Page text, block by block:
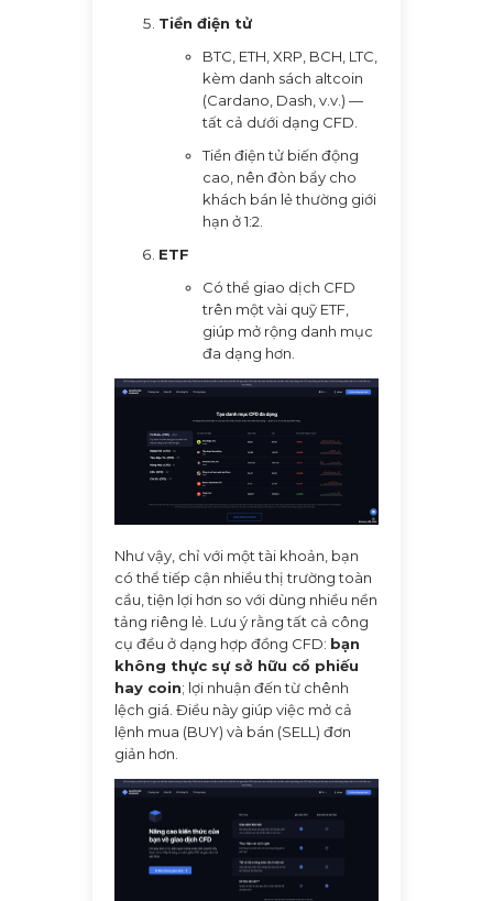
Tiền điện tử
BTC, ETH, XRP, BCH, LTC,
kèm danh sách altcoin
(Cardano, Dash, v.v.) —
tất cả dưới dạng CFD.
Tiền điện tử biến động
cao, nên đòn bẩy cho
khách bán lẻ thường giới
hạn ở 1:2.
ETF
Có thể giao dịch CFD
trên một vài quỹ ETF,
giúp mở rộng danh mục
đa dạng hơn.
Như vậy, chỉ với một tài khoản, bạn
có thể tiếp cận nhiều thị trường toàn
cầu, tiện lợi hơn so với dùng nhiều nền
tảng riêng lẻ. Lưu ý rằng tất cả công
cụ đều ở dạng hợp đồng CFD: bạn
không thực sự sở hữu cổ phiếu
hay coin; lợi nhuận đến từ chênh
lệch giá. Điều này giúp việc mở cả
lệnh mua (BUY) và bán (SELL) đơn
giản hơn.